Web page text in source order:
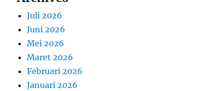
Juli 2026
Juni 2026
Mei 2026
Maret 2026
Februari 2026
Januari 2026